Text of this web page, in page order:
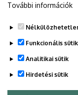
Website
Leírás
További információk
Funkcionális sütik
Analitikai sütik
Hirdetési sütik